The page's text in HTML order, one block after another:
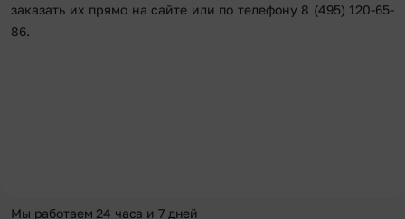
заказать их прямо на сайте или по телефону 8 (495) 120-65-
86.
Мы работаем 24 часа и 7 дней